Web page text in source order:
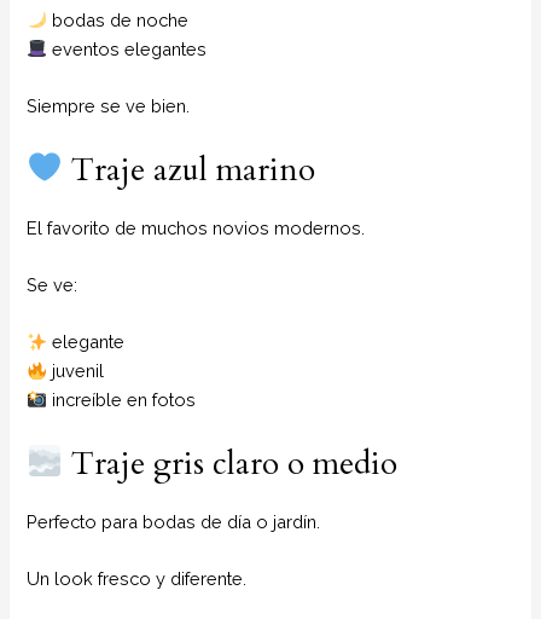
bodas de noche
eventos elegantes
Siempre se ve bien.
Traje azul marino
El favorito de muchos novios modernos.
Se ve:
elegante
juvenil
increíble en fotos
Traje gris claro o medio
Perfecto para bodas de día o jardín.
Un look fresco y diferente.